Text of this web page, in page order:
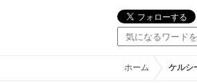
ホーム ケルシ